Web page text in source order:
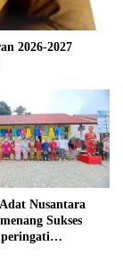
2026-2027
Nusantara
Sukses